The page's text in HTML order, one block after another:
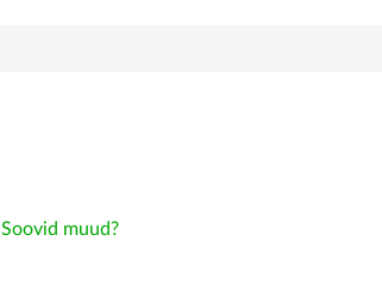
Soovid muud?